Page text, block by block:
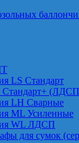
LS Стандарт
LH Сварные
ML Усиленные
WL ЛДСП
для сумок